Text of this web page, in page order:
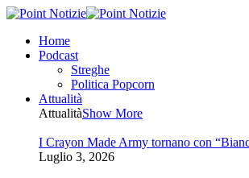
Home
Podcast
Streghe
Politica Popcorn
Attualità
AttualitàShow More
I Crayon Made Army tornano con
Luglio 3, 2026